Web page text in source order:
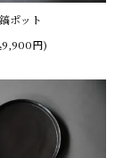
ポット
円)